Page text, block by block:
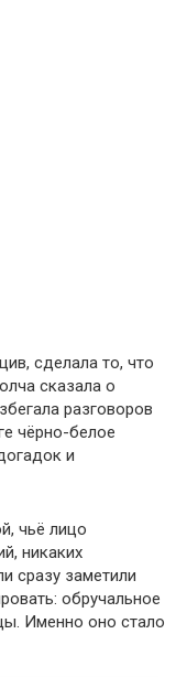
сделала то, что
сказала о
разговоров
чёрно-белое
и
чьё лицо
никаких
сразу заметили
обручальное
Именно оно стало